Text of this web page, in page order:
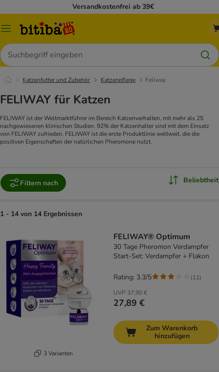
Versandkostenfrei ab 39€
Menü
Suchen
Katzenfutter und Zubehör Katzenpflege Feliway
FELIWAY für Katzen
FELIWAY ist der Weltmarktführer im Bereich Katzenverhalten, mit mehr als 25
nachgewiesenen klinischen Studien. 92% der Katzenhalter sind mit dem Einsatz
von FELIWAY zufrieden. FELIWAY ist die erste Produktlinie weltweit, die die
positiven Eigenschaften der natürlichen Pheromone nutzt.
Filtern nach Beliebtheit
1 - 14 von 14 Ergebnissen
3 Varianten
FELIWAY® Optimum
30 Tage Pheromon Verdampfer
Start-Set: Verdampfer + Flakon
UVP 37,90 €
27,89 €
Rating: 3.3/5 (11)
Zum Warenkorb
hinzufügen